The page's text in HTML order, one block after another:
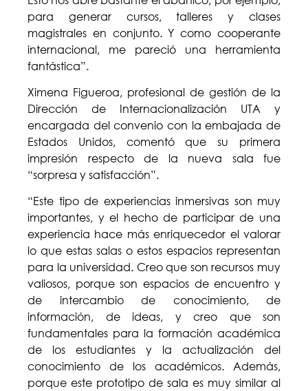
para generar cursos, talleres y clases
magistrales en conjunto. Y como cooperante
internacional, me pareció una herramienta
fantástica”.
Ximena Figueroa, profesional de gestión de la
Dirección de Internacionalización UTA y
encargada del convenio con la embajada de
Estados Unidos, comentó que su primera
impresión respecto de la nueva sala fue
“sorpresa y satisfacción”.
“Este tipo de experiencias inmersivas son muy
importantes, y el hecho de participar de una
experiencia hace más enriquecedor el valorar
lo que estas salas o estos espacios representan
para la universidad. Creo que son recursos muy
valiosos, porque son espacios de encuentro y
de intercambio de conocimiento, de
información, de ideas, y creo que son
fundamentales para la formación académica
de los estudiantes y la actualización del
conocimiento de los académicos. Además,
porque este prototipo de sala es muy similar al